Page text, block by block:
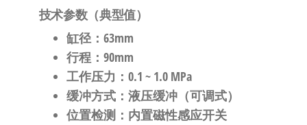
技术参数（典型值）
缸径：63mm
行程：90mm
工作压力 ：0.1 ~ 1.0 MPa
缓冲方式：液压缓冲（可调式）
位置检测 ：内置磁性感应开关